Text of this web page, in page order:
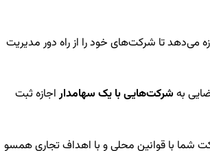
می‌دهد تا شرکت‌های خود را از راه دور مدیریت
به شرکت‌هایی با یک سهامداراجازه ثبت
شما با قوانین محلی و با اهداف تجاری همسو